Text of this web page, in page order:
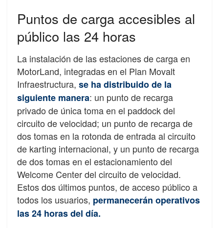
Puntos de carga accesibles al
público las 24 horas
La instalación de las estaciones de carga en
MotorLand, integradas en el Plan Movalt
Infraestructura, se ha distribuido de la
siguiente manera: un punto de recarga
privado de única toma en el paddock del
circuito de velocidad; un punto de recarga de
dos tomas en la rotonda de entrada al circuito
de karting internacional, y un punto de recarga
de dos tomas en el estacionamiento del
Welcome Center del circuito de velocidad.
Estos dos últimos puntos, de acceso público a
todos los usuarios, permanecerán operativos
las 24 horas del día.